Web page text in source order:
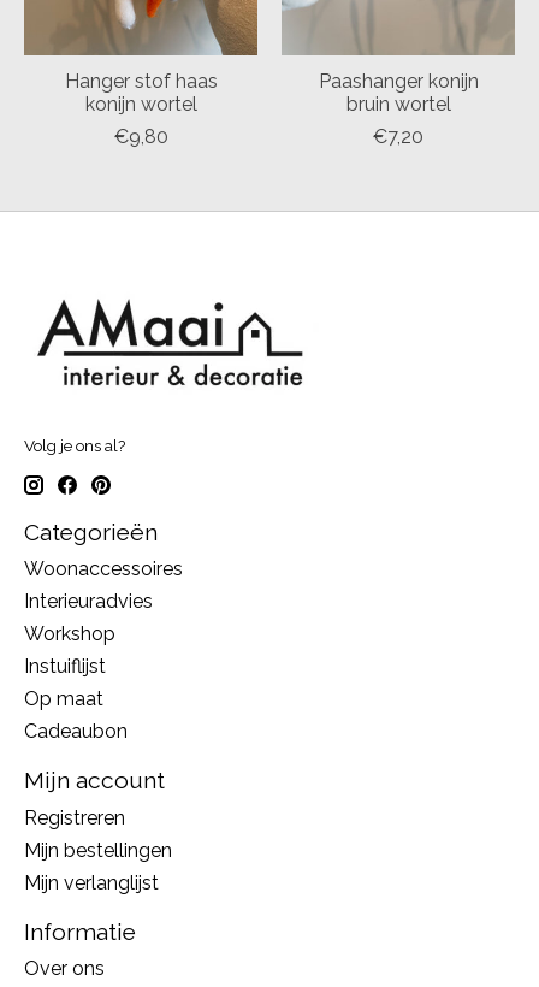
Hanger stof haas
konijn wortel
€9,80
Paashanger konijn
bruin wortel
€7,20
Volg je ons al?
Categorieën
Woonaccessoires
Interieuradvies
Workshop
Instuiflijst
Op maat
Cadeaubon
Mijn account
Registreren
Mijn bestellingen
Mijn verlanglijst
Informatie
Over ons